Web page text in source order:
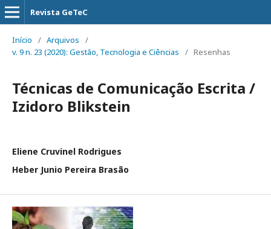
Revista GeTeC
Início / Arquivos
/
v. 9 n. 23 (2020): Gestão, Tecnologia e Ciências
/ Resenhas
Técnicas de Comunicação Escrita /
Izidoro Blikstein
Eliene Cruvinel Rodrigues
Heber Junio Pereira Brasão